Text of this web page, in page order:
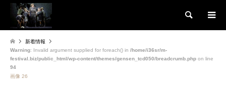
検索
新着情報
Warning: Invalid argument supplied for foreach() in /home/i36sr/m-
festival.biz/public_html/wp-content/themes/gensen_tcd050/breadcrumb.php on line
94
画像 26